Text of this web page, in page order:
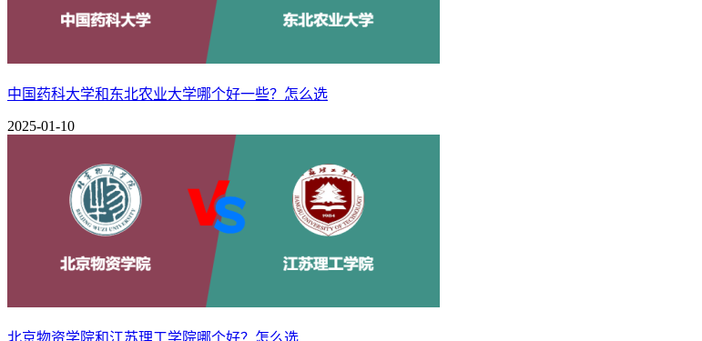
三、广西财经学院数字媒体技术专业录取分数线是多少
广西财经学院的数字媒体技术专业类别为计算机类，隶属于广西财经学院信息与统计学院。以下为广西财经
中国药科大学和东北农业大学哪个好一些？怎么选
2025-01-10
北京物资学院和江苏理工学院哪个好？怎么选